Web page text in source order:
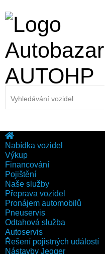
Nabídka vozidel
Výkup
Financování
Pojištění
Naše služby
Přeprava vozidel
Pronájem automobilů
Pneuservis
Odtahová služba
Autoservis
Řešení pojistných událostí
Nástavby Jegger